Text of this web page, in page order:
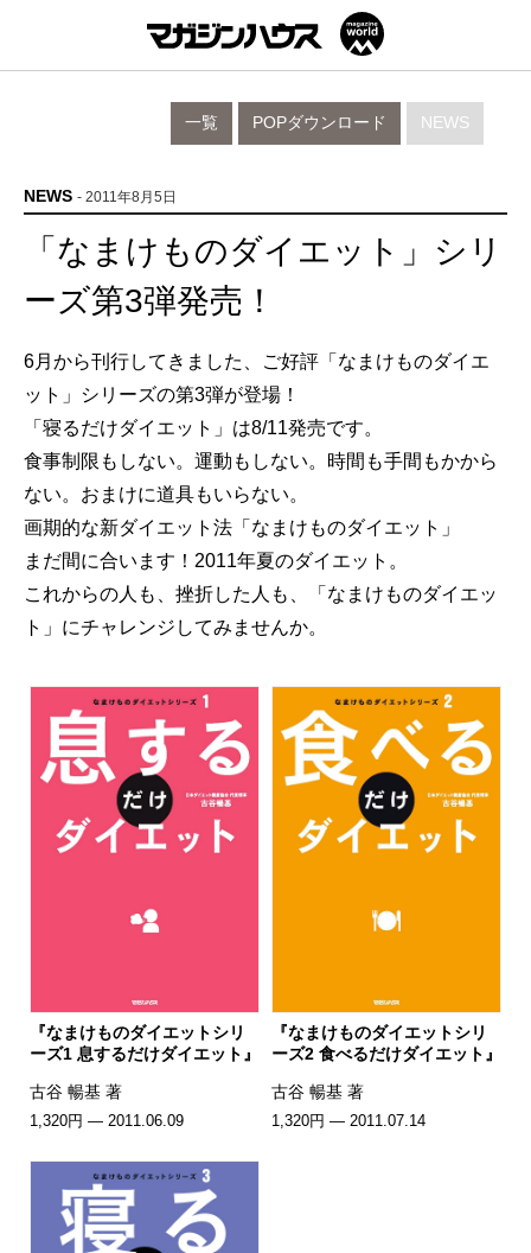
NEWS
POPダウンロード
一覧
NEWS - 2011年8月5日
「なまけものダイエット」シリ
ーズ第3弾発売！
6月から刊行してきました、ご好評「なまけものダイエ
ット」シリーズの第3弾が登場！
「寝るだけダイエット」は8/11発売です。
食事制限もしない。運動もしない。時間も手間もかから
ない。おまけに道具もいらない。
画期的な新ダイエット法「なまけものダイエット」
まだ間に合います！2011年夏のダイエット。
これからの人も、挫折した人も、「なまけものダイエッ
ト」にチャレンジしてみませんか。
『なまけものダイエットシリ
ーズ1 息するだけダイエット』
古谷 暢基 著
1,320円 — 2011.06.09
『なまけものダイエットシリ
ーズ2 食べるだけダイエット』
古谷 暢基 著
1,320円 — 2011.07.14